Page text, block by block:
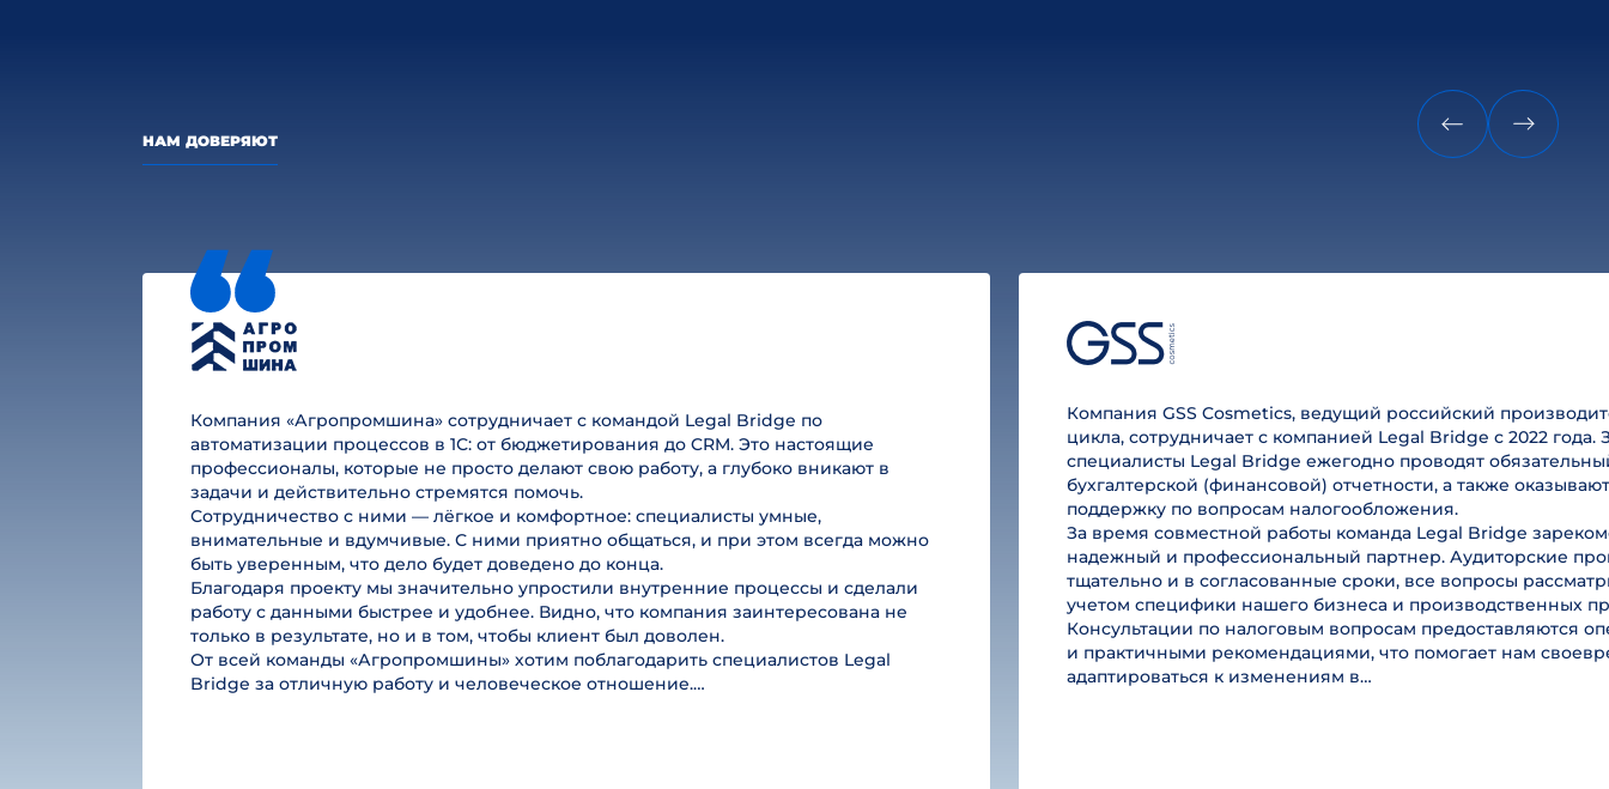
НАМ ДОВЕРЯЮТ
Компания «Агропромшина» сотрудничает с командой Legal Bridge по
автоматизации процессов в 1С: от бюджетирования до CRM. Это настоящие
профессионалы, которые не просто делают свою работу, а глубоко вникают в
задачи и действительно стремятся помочь.
Сотрудничество с ними — лёгкое и комфортное: специалисты умные,
внимательные и вдумчивые. С ними приятно общаться, и при этом всегда можно
быть уверенным, что дело будет доведено до конца.
Благодаря проекту мы значительно упростили внутренние процессы и сделали
работу с данными быстрее и удобнее. Видно, что компания заинтересована не
только в результате, но и в том, чтобы клиент был доволен.
От всей команды «Агропромшины» хотим поблагодарить специалистов Legal
Bridge за отличную работу и человеческое отношение.…
Компания GSS Cosmetics, ведущий российский
цикла, сотрудничает с компанией Legal Bridge с 2022 года.
специалисты Legal Bridge ежегодно проводят
бухгалтерской (финансовой) отчетности, а также
поддержку по вопросам налогообложения.
За время совместной работы команда Legal Bridge
надежный и профессиональный партнер. Аудиторские
тщательно и в согласованные сроки, все вопросы
учетом специфики нашего бизнеса и производственных
Консультации по налоговым вопросам предоставляются
и практичными рекомендациями, что помогает нам
адаптироваться к изменениям в…